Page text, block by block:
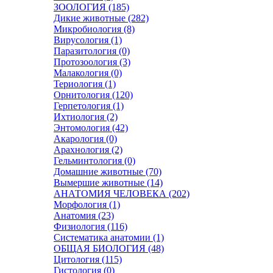
ЗООЛОГИЯ (185)
Дикие животные (282)
Микробиология (8)
Вирусология (1)
Паразитология (0)
Протозоология (3)
Малакология (0)
Териология (1)
Орнитология (120)
Герпетология (1)
Ихтиология (2)
Энтомология (42)
Акарология (0)
Арахнология (2)
Гельминтология (0)
Домашние животные (70)
Вымершие животные (14)
АНАТОМИЯ ЧЕЛОВЕКА (202)
Морфология (1)
Анатомия (23)
Физиология (116)
Систематика анатомии (1)
ОБЩАЯ БИОЛОГИЯ (48)
Цитология (115)
Гистология (0)